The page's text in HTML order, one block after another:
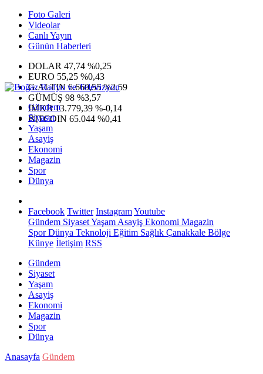
Foto Galeri
Videolar
Canlı Yayın
Günün Haberleri
DOLAR 47,74 %0,25
EURO 55,25 %0,43
G.ALTIN6.660,55 %2,59
GÜMÜŞ 98 %3,57
IMKB13.779,39 %-0,14
BITCOIN 65.044 %0,41
Gündem
Siyaset
Yaşam
Asayiş
Ekonomi
Magazin
Spor
Dünya
Facebook Twitter InstagramYoutube
Gündem SiyasetYaşam Asayiş Ekonomi Magazin
SporDünya Teknoloji Eğitim Sağlık Çanakkale Bölge
Künye İletişim RSS
Gündem
Siyaset
Yaşam
Asayiş
Ekonomi
Magazin
Spor
Dünya
Anasayfa Gündem